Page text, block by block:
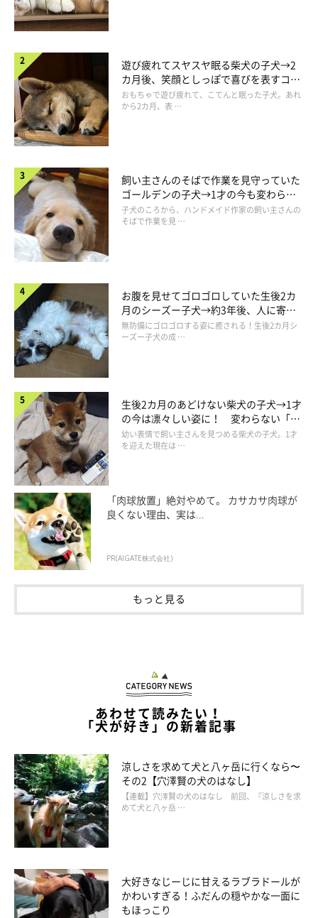
遊び疲れてスヤスヤ眠る柴犬の子犬→2
カ月後、笑顔としっぽで喜びを表すコに
成長！
おもちゃで遊び疲れて、こてんと眠った子犬。あれ
から2カ月、表 …
飼い主さんのそばで作業を見守っていた
ゴールデンの子犬→1才の今も変わらな
い“見守り隊”の姿にほっこり
子犬のころから、ハンドメイド作家の飼い主さんの
そばで作業を見 …
お腹を見せてゴロゴロしていた生後2カ
月のシーズー子犬→約3年後、人に寄り
添う優しいコに成長した姿にほっこり
無防備にゴロゴロする姿に癒される！生後2カ月シ
ーズー子犬の成 …
生後2カ月のあどけない柴犬の子犬→1才
の今は凛々しい姿に！ 変わらない「く
りくりおめめ」にもほっこり
幼い表情で飼い主さんを見つめる柴犬の子犬。1才
を迎えた現在は …
「肉球放置」絶対やめて。 カサカサ肉球が
良くない理由、実は...
PR(AIGATE株式会社)
もっと見る
あわせて読みたい！
「犬が好き」の新着記事
涼しさを求めて犬と八ヶ岳に行くなら〜
その2【穴澤賢の犬のはなし】
【連載】穴澤賢の犬のはなし 前回、『涼しさを求
めて犬と八ヶ岳 …
大好きなじーじに甘えるラブラドールが
かわいすぎる！ふだんの穏やかな一面に
もほっこり